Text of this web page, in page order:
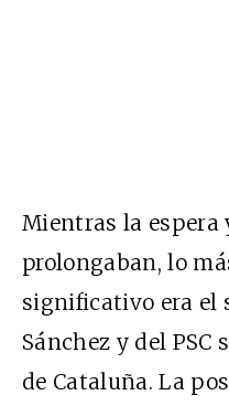
Mientras la espera
prolongaban, lo
significativo era el
Sánchez y del
de Cataluña. La